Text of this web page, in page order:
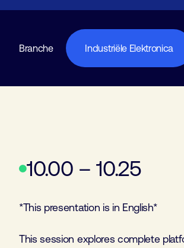
Branche Industriële Elektronica
10.00 – 10.25
*This presentation is in English*
This session explores complete